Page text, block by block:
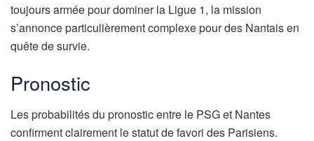
toujours armée pour dominer la Ligue 1, la mission
s’annonce particulièrement complexe pour des Nantais en
quête de survie.
Pronostic
Les probabilités du pronostic entre le PSG et Nantes
confirment clairement le statut de favori des Parisiens.